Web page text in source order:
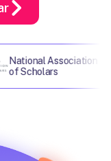
Association
Scholars